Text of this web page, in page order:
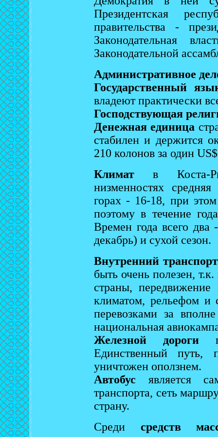
Президентская
правительства -
Законодательная
Законодательной
Административное
Государственный
владеют практически
Господствующая
Денежная единица
стабилен и держится
210 колонов за один
Климат в Коста-
низменностях
горах - 16-18, при
поэтому в течение
Времен года всего
декабрь) и сухой сезон.
Внутренний транспорт
быть очень полезен,
страны,
климатом, рельефом и
перевозками за
национальная
Железной дороги
Единственный
уничтожен оползнем.
Автобус является
транспорта, сеть
страну.
Среди средств